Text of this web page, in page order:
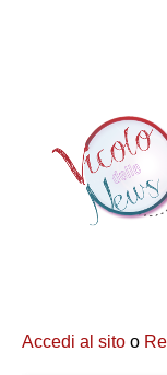
Accedi al sito o